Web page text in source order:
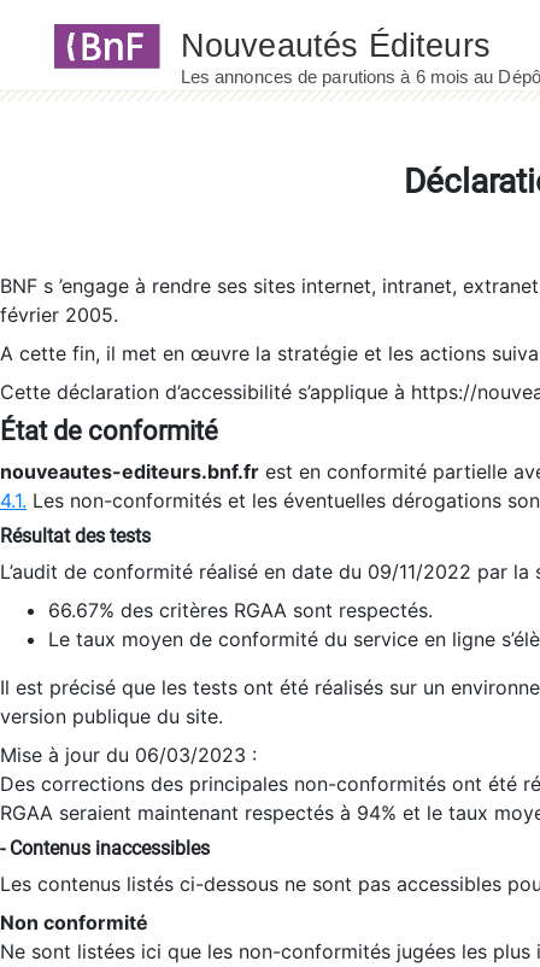
BNF s ’engage à rendre ses sites internet, intranet,
février 2005.
A cette fin, il met en œuvre la stratégie et les actions
Cette déclaration d’accessibilité s’applique à https://
État de conformité
nouveautes-editeurs.bnf.fr est en conformité partielle
4.1. Les non-conformités et les éventuelles dérogations
Résultat des tests
L’audit de conformité réalisé en date du 09/11/2022 par
66.67% des critères RGAA sont respectés.
Le taux moyen de conformité du service en ligne
Il est précisé que les tests ont été réalisés sur un
version publique du site.
Mise à jour du 06/03/2023 :
Des corrections des principales non-conformités ont été
RGAA seraient maintenant respectés à 94% et le taux
- Contenus inaccessibles
Les contenus listés ci-dessous ne sont pas accessibles
Non conformité
Ne sont listées ici que les non-conformités jugées les